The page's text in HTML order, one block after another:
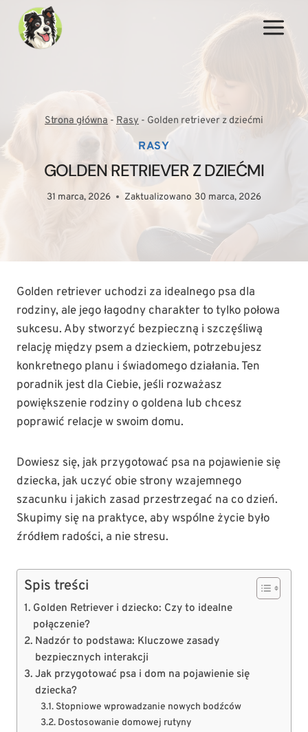
Przejdź
treści
Strona główna - Rasy - Golden retriever z dziećmi
RASY
GOLDEN RETRIEVER Z DZIEĆMI
31 marca, 2026 Zaktualizowano 30 marca, 2026
Golden retriever uchodzi za idealnego psa dla
rodziny, ale jego łagodny charakter to tylko połowa
sukcesu. Aby stworzyć bezpieczną i szczęśliwą
relację między psem a dzieckiem, potrzebujesz
konkretnego planu i świadomego działania. Ten
poradnik jest dla Ciebie, jeśli rozważasz
powiększenie rodziny o goldena lub chcesz
poprawić relacje w swoim domu.
Dowiesz się, jak przygotować psa na pojawienie się
dziecka, jak uczyć obie strony wzajemnego
szacunku i jakich zasad przestrzegać na co dzień.
Skupimy się na praktyce, aby wspólne życie było
źródłem radości, a nie stresu.
Spis treści
Golden Retriever i dziecko: Czy to idealne
połączenie?
Nadzór to podstawa: Kluczowe zasady
bezpiecznych interakcji
Jak przygotować psa i dom na pojawienie się
dziecka?
Stopniowe wprowadzanie nowych bodźców
Dostosowanie domowej rutyny